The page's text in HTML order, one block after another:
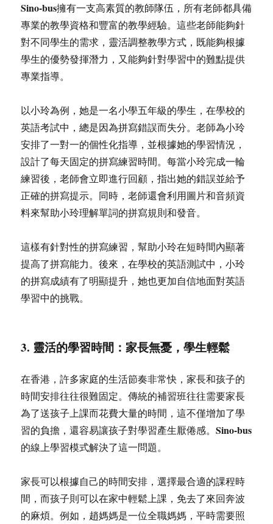
Sino-bus擁有一支高素質的教師隊伍，所有老師都具備
專業的教學資格和豐富的教學經驗。這些老師能夠針
對不同學生的需求，靈活調整教學方式，既能夠根據
學生的優勢發揮潛力，又能夠針對學習中的難點提供
專業指導。
以小玲為例，她是一名小學五年級的學生，在學校的
英語考試中，總是因為拼寫錯誤而失分。老師為小玲
安排了一對一的個性化指導，並根據她的學習情況，
設計了每天固定的拼寫練習時間。每當小玲完成一輪
練習後，老師會立即進行回顧，指出她的錯誤並給予
正確的拼寫提示。同時，老師還會利用圖片和音頻資
料來幫助小玲理解單詞的拼寫規則和發音。
這樣有針對性的拼寫練習，幫助小玲在短時間內顯著
提高了拼寫能力。後來，在學校的英語測試中，小玲
的拼寫成績有了明顯提升，她也更加自信地面對英語
學習中的挑戰。
3. 靈活的學習時間：家長無憂，學生輕鬆
在香港，許多家庭的生活節奏非常快，家長和孩子的
時間安排往往很難固定。傳統的補習班往往需要家長
為了送孩子上課而花費大量的時間，這不僅增加了學
習的負擔，還容易讓孩子對學習產生厭倦感。Sino-bus
的線上學習模式解決了這一問題。
家長可以根據自己的時間安排，選擇最合適的課程時
間，而孩子則可以在家中輕鬆上課，免去了來回奔波
的麻煩。例如，趙媽媽是一位全職媽媽，平時需要照